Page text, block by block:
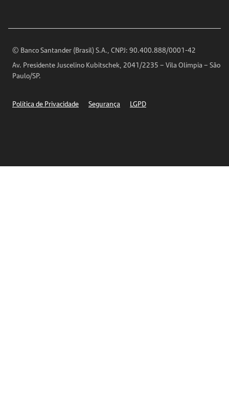
Encontre nossas agências
Horários de Atendimento
Telefones
© Banco Santander (Brasil) S.A., CNPJ: 90.400.888/0001-42
Av. Presidente Juscelino Kubitschek, 2041/2235 – Vila Olímpia – São
Paulo/SP.
Política de Privacidade Segurança LGPD